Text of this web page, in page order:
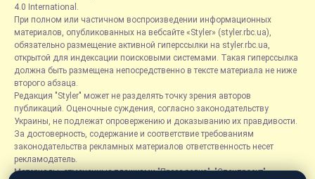
4.0 International.
При полном или частичном воспроизведении информационных
материалов, опубликованных на вебсайте «Styler» (styler.rbc.ua),
обязательно размещение активной гиперссылки на styler.rbc.ua,
открытой для индексации поисковыми системами. Такая гиперссылка
должна быть размещена непосредственно в тексте материала не ниже
второго абзаца.
Редакция "Styler" может не разделять точку зрения авторов
публикаций. Оценочные суждения, согласно законодательству
Украины, не подлежат опровержению и доказыванию их правдивости.
За достоверность, содержание и соответствие требованиям
законодательства рекламных материалов ответственность несет
рекламодатель.
Материалы, отмеченные плашками "Пресс-релиз", "Спецпроект",